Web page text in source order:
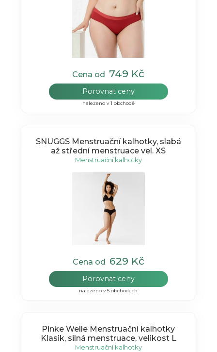
Cena od 749 Kč
Porovnat ceny
nalezeno v 1 obchodě
SNUGGS Menstruační kalhotky, slabá
až střední menstruace vel. XS
Menstruační kalhotky
Cena od 629 Kč
Porovnat ceny
nalezeno v 5 obchodech
Pinke Welle Menstruační kalhotky
Klasik, silná menstruace, velikost L
Menstruační kalhotky